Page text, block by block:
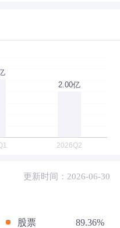
更新时间：2026-06-30
股票
89.36%